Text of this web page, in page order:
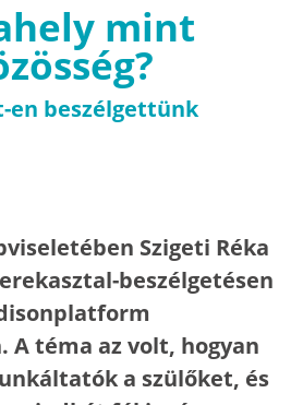
mint
en beszélgettünk
Szigeti Réka
beszélgetésen
A téma az volt, hogyan
a szülőket, és